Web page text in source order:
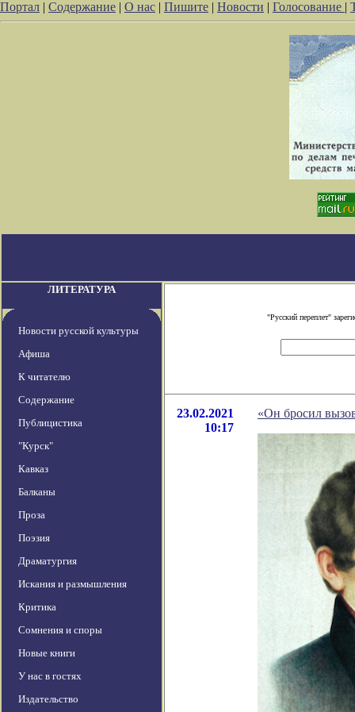
Портал | Содержание | О нас | Пишите | Новости | Голосование |
ЛИТЕРАТУРА
Новости русской культуры
Афиша
К читателю
Содержание
Публицистика
"Курск"
Кавказ
Балканы
Проза
Поэзия
Драматургия
Искания и размышления
Критика
Сомнения и споры
Новые книги
У нас в гостях
Издательство
"Русский переплет"
23.02.2021
10:17
«Он бросил